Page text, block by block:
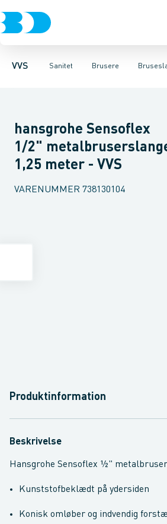
VVS Sanitet
Rør & fittingsPressfittings & rør
Brusere
Toiletter, sæder og cisterner Vaske
HåndbrusereBruseslanger Brusesæt
hansgrohe Sensoflex
1/2"
1,25 meter - VVS
VARENUMMER 738130104
Produktinformation
Beskrivelse
Hansgrohe Sensoflex ½"
Kunststofbeklædt på ydersiden
Konisk omløber og indvendig